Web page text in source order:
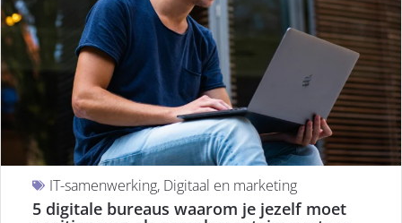
IT-samenwerking, Digitaal en marketing
5 digitale bureaus waarom je jezelf moet